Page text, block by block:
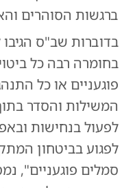
ברגשות הסוהרים
בדוברות שב"ס הגיבו
בחומרה רבה כל
פוגעניים או כל
המשילות והסדר
לפעול בנחישות
לפגוע בביטחון
סמלים פוגעניים",